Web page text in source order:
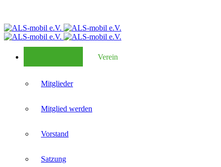
Verein
Mitglieder
Mitglied werden
Vorstand
Satzung